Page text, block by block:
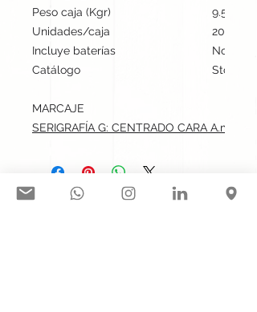
Peso caja (Kgr)
9.5
Unidades/caja
200
Incluye baterías
No
Catálogo
Stock
MARCAJE
SERIGRAFÍA G: CENTRADO CARA A.max: